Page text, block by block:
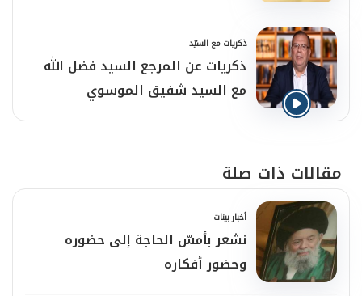
ذكريات مع السيّد
ذكريات عن المرجع السيد فضل الله
مع السيد شفيق الموسوي
مقالات ذات صلة
أخبار بينات
‏نشعر بأمسّ الحاجة إلى حضوره
وحضور أفكاره